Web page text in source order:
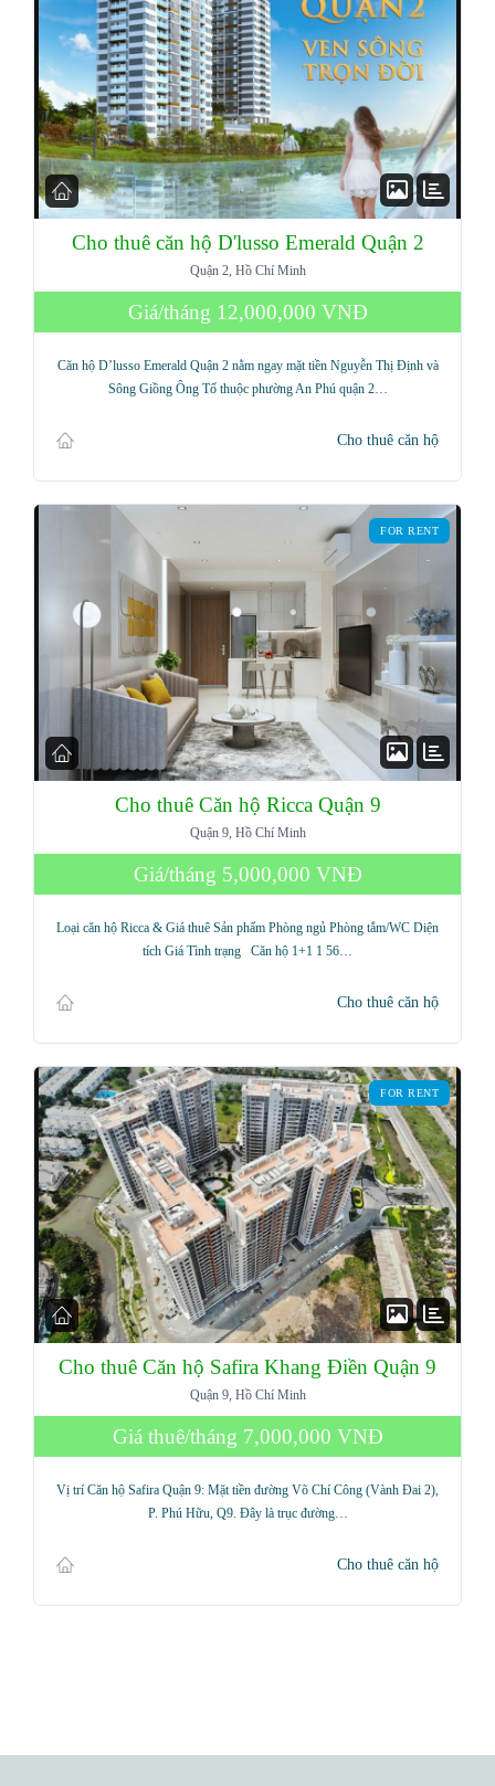
Cho thuê căn hộ D'lusso Emerald Quận 2
Quận 2, Hồ Chí Minh
Giá/tháng 12,000,000 VNĐ
Căn hộ D’lusso Emerald Quận 2 nằm ngay mặt tiền Nguyễn Thị Định và
Sông Giồng Ông Tố thuộc phường An Phú quận 2…
Cho thuê căn hộ
FOR RENT
Cho thuê Căn hộ Ricca Quận 9
Quận 9, Hồ Chí Minh
Giá/tháng 5,000,000 VNĐ
Loại căn hộ Ricca & Giá thuê Sản phẩm Phòng ngủ Phòng tắm/WC Diện
tích Giá Tình trạng Căn hộ 1+1 1 56…
Cho thuê căn hộ
FOR RENT
Cho thuê Căn hộ Safira Khang Điền Quận 9
Quận 9, Hồ Chí Minh
Giá thuê/tháng 7,000,000 VNĐ
Vị trí Căn hộ Safira Quận 9: Mặt tiền đường Võ Chí Công (Vành Đai 2),
P. Phú Hữu, Q9. Đây là trục đường…
Cho thuê căn hộ
Log in
Username
Password
Lost your password?